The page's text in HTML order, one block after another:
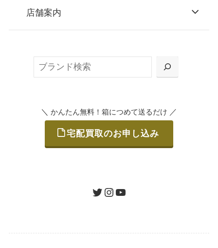
お申込み
または梱包材不要の「集荷申込」からお選び
ご発送
店舗案内
＼ かんたん無料！箱につめて送るだけ ／
宅配買取のお申し込み
ツイッターインスタグラムユーチューブ